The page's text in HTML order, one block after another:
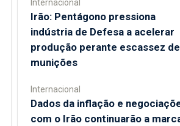
Internacional
Irão: Pentágono pressiona
indústria de Defesa a acelerar
produção perante escassez de
munições
Internacional
Dados da inflação e
com o Irão continuarão a